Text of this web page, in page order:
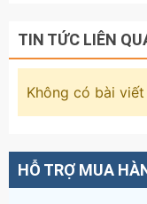
TIN TỨC LIÊN
Không có bài
HỖ TRỢ MUA